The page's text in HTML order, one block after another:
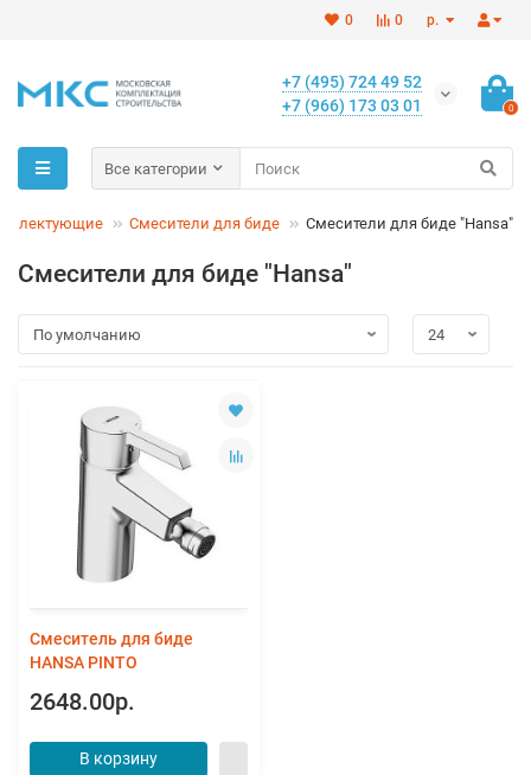
р.
0
0
+7 (495) 724 49 52
+7 (966) 173 03 01
0
Все категории
Смесители для биде Смесители для биде "Hansa"
Смесители для биде "Hansa"
Смеситель для биде
HANSA PINTO
2648.00р.
В корзину